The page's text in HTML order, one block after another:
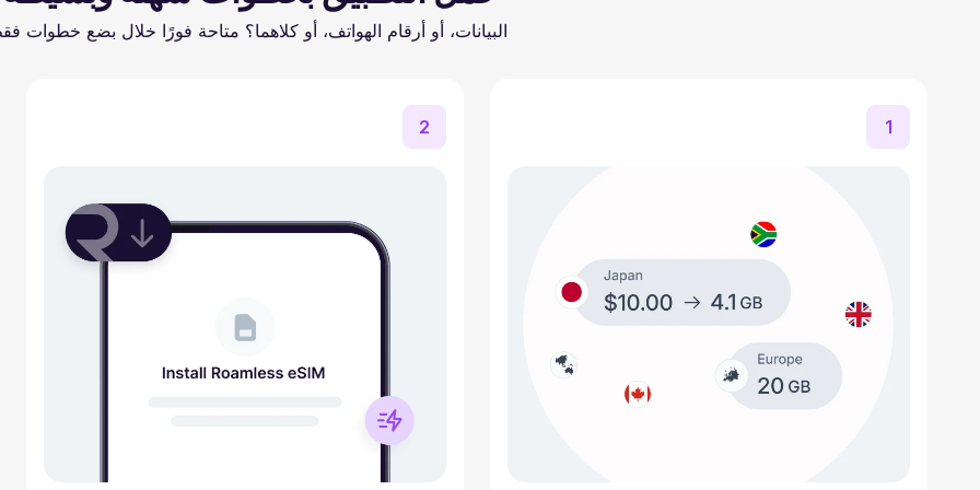
البيانات، أو أرقام الهواتف، أو كلاهما؟ متاحة فورًا خلال بضع خطوات
1
2